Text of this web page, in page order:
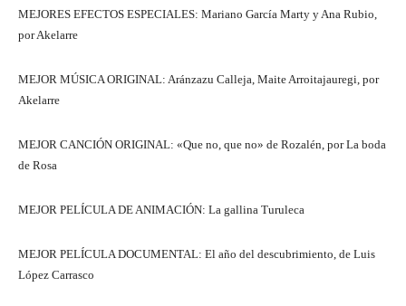
MEJORES EFECTOS ESPECIALES: Mariano García Marty y Ana Rubio,
por Akelarre
MEJOR MÚSICA ORIGINAL: Aránzazu Calleja, Maite Arroitajauregi, por
Akelarre
MEJOR CANCIÓN ORIGINAL: «Que no, que no» de Rozalén, por La boda
de Rosa
MEJOR PELÍCULA DE ANIMACIÓN: La gallina Turuleca
MEJOR PELÍCULA DOCUMENTAL: El año del descubrimiento, de Luis
López Carrasco